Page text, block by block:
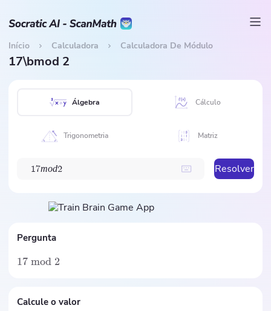
Início Calculadora Calculadora De Módulo
17\bmod 2
Álgebra Cálculo
Trigonometria Matriz
17mod2 Resolver
Pergunta
17 mod 2
Calcule o valor